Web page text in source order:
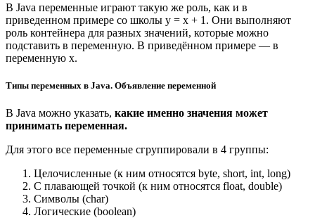
В Java переменные играют такую же роль, как и в
приведенном примере со школы y = x + 1. Они выполняют
роль контейнера для разных значений, которые можно
подставить в переменную. В приведённом примере — в
переменную x.
Типы переменных в Java. Объявление переменной
В Java можно указать, какие именно значения может
принимать переменная.
Для этого все переменные сгруппировали в 4 группы:
Целочисленные (к ним относятся byte, short, int, long)
С плавающей точкой (к ним относятся float, double)
Символы (char)
Логические (boolean)